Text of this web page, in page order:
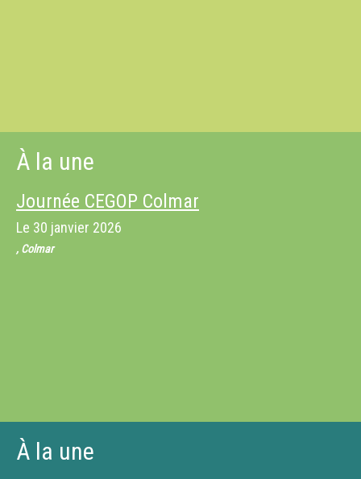
À la une
Journée CEGOP Colmar
Le 30 janvier 2026
, Colmar
À la une